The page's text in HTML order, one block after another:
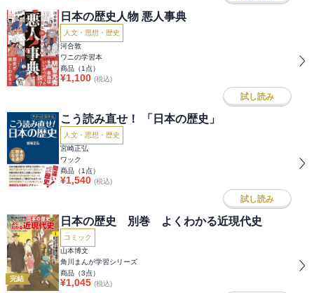
日本の歴史人物 悪人事典
人文・思想・歴史
河合敦
ワニの学習本
商品（1 点）
¥1,100 (税込)
試し読み
こう読み直せ！ 「日本の歴史」
人文・思想・歴史
宮崎正弘
ワック
商品（1 点）
¥1,540 (税込)
試し読み
完結
日本の歴史 別巻 よくわかる近現代史
コミック
山本博文
角川まんが学習シリーズ
商品（3点）
¥1,045 (税込)